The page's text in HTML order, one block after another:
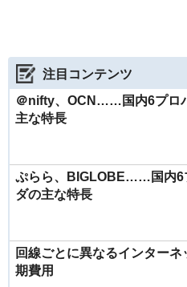
注目コンテンツ
＠nifty、OCN……国内6プロ
主な特長
ぷらら、BIGLOBE……国内6
ダの主な特長
回線ごとに異なるインターネ
期費用